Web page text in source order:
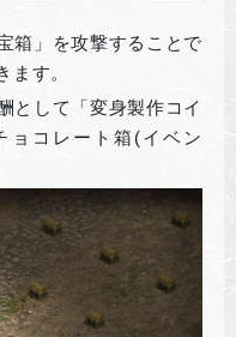
箱」を攻撃することで
ます。
として「変身製作コイ
ョコレート箱(イベン